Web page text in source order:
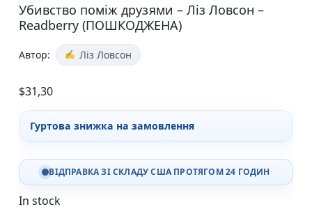
Убивство поміж друзями – Ліз Ловсон –
Readberry (ПОШКОДЖЕНА)
Автор: Ліз Ловсон
$31,30
Гуртова знижка на замовлення
ВІДПРАВКА ЗІ СКЛАДУ США ПРОТЯГОМ 24 ГОДИН
In stock